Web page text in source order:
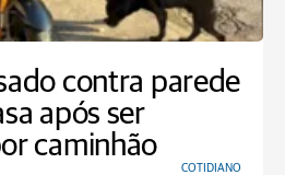
contra parede
após ser
caminhão
COTIDIANO